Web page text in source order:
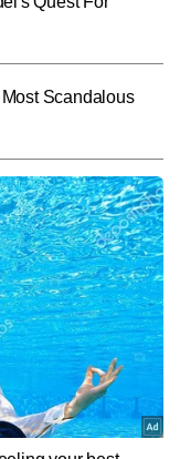
में वायरल और ट्रेंडिंग डेस्क पर
अनुभव रखने वाले मोनू वायरल
में प्रस्तुत करने की उनकी
है। मोनू कुमार 4,000 से
ट्रेंड-बेस्ड अपडेट्स और
SUBMIT